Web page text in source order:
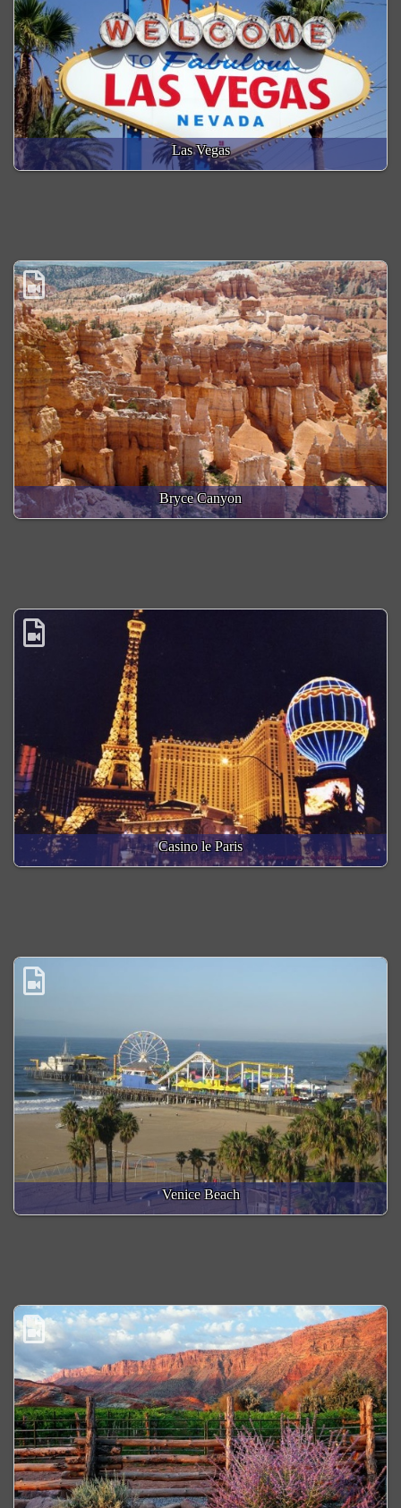
Las Vegas
Bryce Canyon
Casino le Paris
Venice Beach